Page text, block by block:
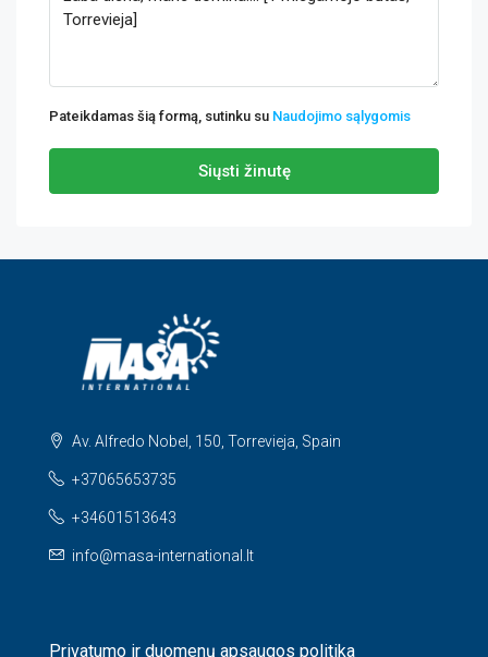
Pateikdamas šią formą, sutinku su Naudojimo sąlygomis
Siųsti žinutę
Av. Alfredo Nobel, 150, Torrevieja, Spain
+37065653735
+34601513643
info@masa-international.lt
Privatumo ir duomenų apsaugos politika